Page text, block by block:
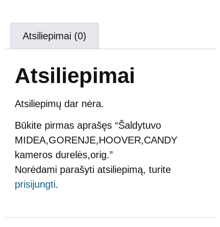
Atsiliepimai (0)
Atsiliepimai
Atsiliepimų dar nėra.
Būkite pirmas aprašęs “Šaldytuvo
MIDEA,GORENJE,HOOVER,CANDY
kameros durelės,orig.”
Norėdami parašyti atsiliepimą, turite
prisijungti.